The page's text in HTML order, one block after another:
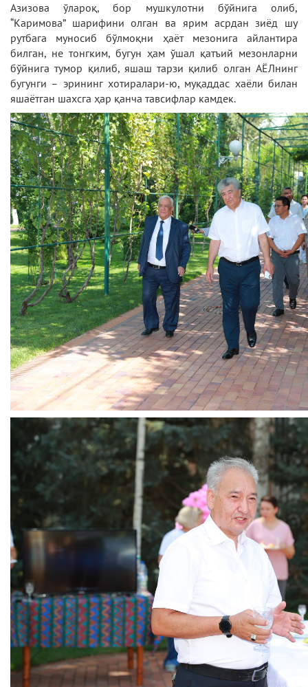
Азизова ўлароқ, бор мушкулотни бўйнига олиб,
“Каримова” шарифини олган ва ярим асрдан зиёд шу
рутбага муносиб бўлмоқни ҳаёт мезонига айлантира
билган, не тонгким, бугун ҳам ўшал қатъий мезонларни
бўйнига тумор қилиб, яшаш тарзи қилиб олган АЁЛнинг
бугунги – эрининг хотиралари-ю, муқаддас хаёли билан
яшаётган шахсга ҳар қанча тавсифлар камдек.